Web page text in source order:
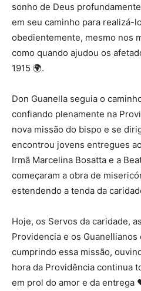
sonho de Deus
em seu caminho para realizá-
obedientemente, mesmo nos
como quando ajudou os
1915 🌍.
Don Guanella seguia o
confiando plenamente na
nova missão do bispo e se
encontrou jovens entregues
Irmã Marcelina Bosatta e a
começaram a obra de
estendendo a tenda da
Hoje, os Servos da caridade,
Providencia e os
cumprindo essa missão,
hora da Providência continua
em prol do amor e da entrega